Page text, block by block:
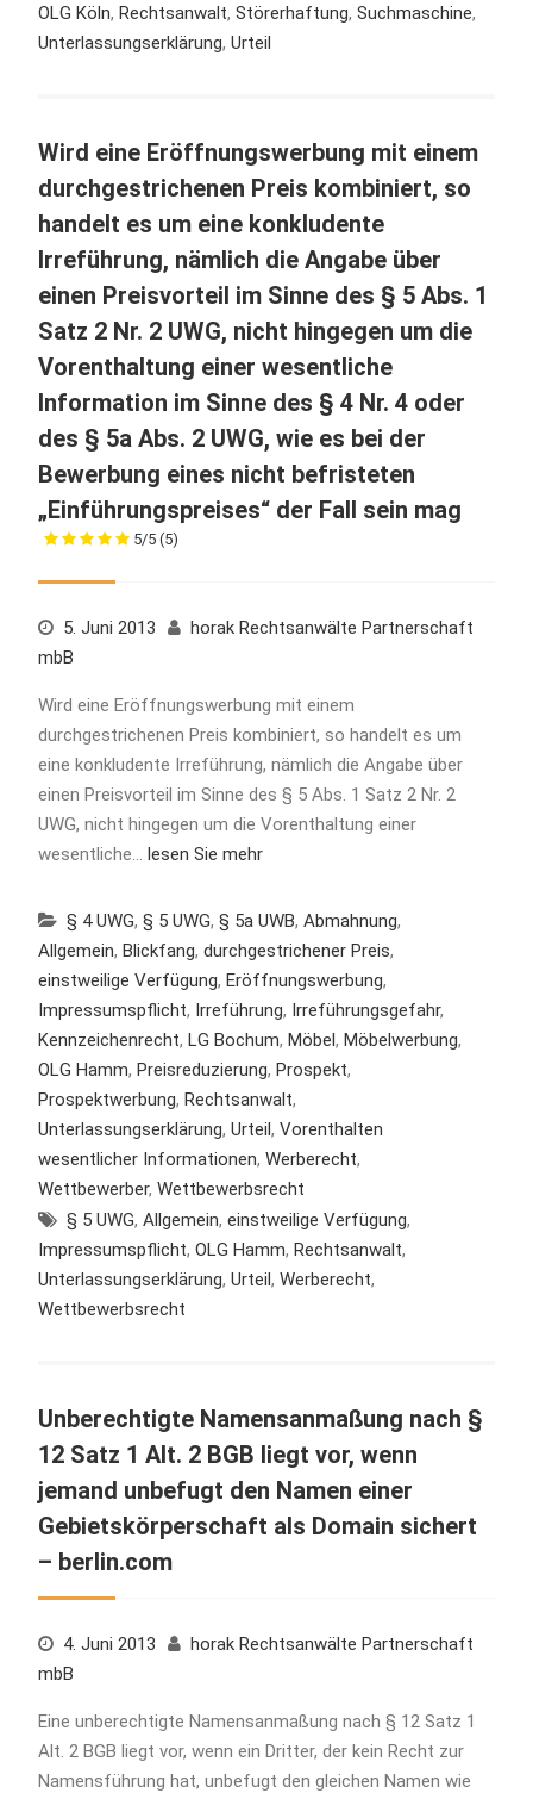
OLG Köln, Rechtsanwalt, Störerhaftung, Suchmaschine,
Unterlassungserklärung, Urteil
Wird eine Eröffnungswerbung mit einem
durchgestrichenen Preis kombiniert, so
handelt es um eine konkludente
Irreführung, nämlich die Angabe über
einen Preisvorteil im Sinne des § 5 Abs. 1
Satz 2 Nr. 2 UWG, nicht hingegen um die
Vorenthaltung einer wesentliche
Information im Sinne des § 4 Nr. 4 oder
des § 5a Abs. 2 UWG, wie es bei der
Bewerbung eines nicht befristeten
„Einführungspreises“ der Fall sein mag
5/5 (5)
5. Juni 2013
horak Rechtsanwälte Partnerschaft
mbB
Wird eine Eröffnungswerbung mit einem
durchgestrichenen Preis kombiniert, so handelt es um
eine konkludente Irreführung, nämlich die Angabe über
einen Preisvorteil im Sinne des § 5 Abs. 1 Satz 2 Nr. 2
UWG, nicht hingegen um die Vorenthaltung einer
wesentliche… lesen Sie mehr
§ 4 UWG, § 5 UWG, § 5a UWB, Abmahnung,
Allgemein, Blickfang, durchgestrichener Preis,
einstweilige Verfügung, Eröffnungswerbung,
Impressumspflicht, Irreführung, Irreführungsgefahr,
Kennzeichenrecht, LG Bochum, Möbel, Möbelwerbung,
OLG Hamm, Preisreduzierung, Prospekt,
Prospektwerbung, Rechtsanwalt,
Unterlassungserklärung, Urteil, Vorenthalten
wesentlicher Informationen, Werberecht,
Wettbewerber, Wettbewerbsrecht
§ 5 UWG, Allgemein, einstweilige Verfügung,
Impressumspflicht, OLG Hamm, Rechtsanwalt,
Unterlassungserklärung, Urteil, Werberecht,
Wettbewerbsrecht
Unberechtigte Namensanmaßung nach §
12 Satz 1 Alt. 2 BGB liegt vor, wenn
jemand unbefugt den Namen einer
Gebietskörperschaft als Domain sichert
– berlin.com
4. Juni 2013
horak Rechtsanwälte Partnerschaft
mbB
Eine unberechtigte Namensanmaßung nach § 12 Satz 1
Alt. 2 BGB liegt vor, wenn ein Dritter, der kein Recht zur
Namensführung hat, unbefugt den gleichen Namen wie